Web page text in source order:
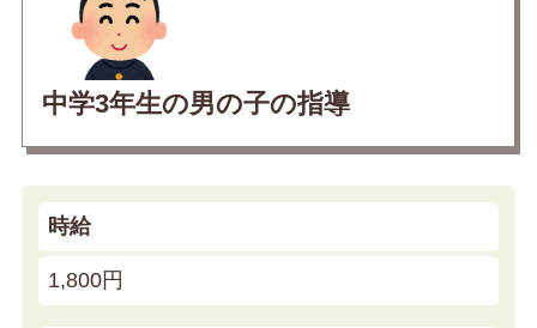
中学3年生の男の子の指導
時給
1,800円